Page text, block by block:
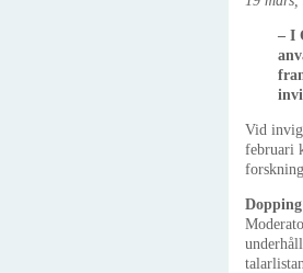
– I
Vid
februari